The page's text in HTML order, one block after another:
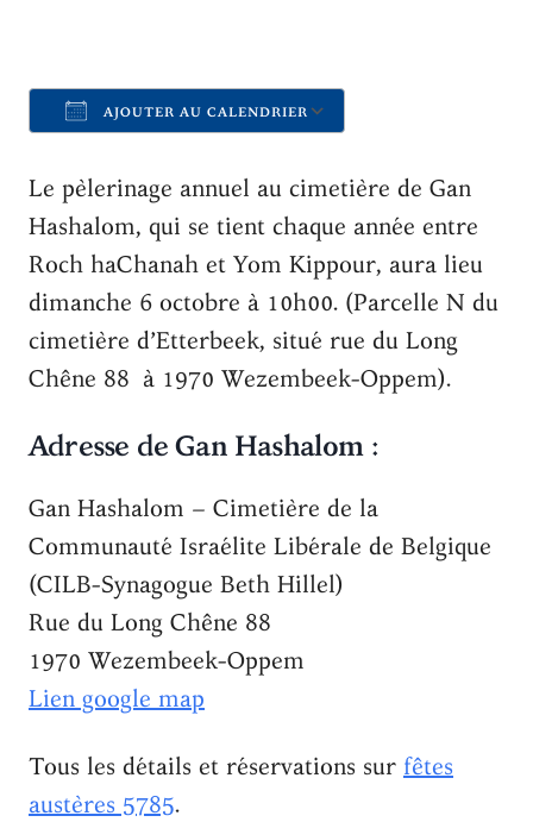
AJOUTER AU CALENDRIER
Télécharger ICS Calendrier
Le pèlerinage annuel au cimetière de Gan
Hashalom, qui se tient chaque année entre
Roch haChanah et Yom Kippour, aura lieu
dimanche 6 octobre à 10h00. (Parcelle N du
cimetière d’Etterbeek, situé rue du Long
Chêne 88 à 1970 Wezembeek-Oppem).
Adresse de Gan Hashalom :
Gan Hashalom – Cimetière de la
Communauté Israélite Libérale de Belgique
(CILB-Synagogue Beth Hillel)
Rue du Long Chêne 88
1970 Wezembeek-Oppem
Lien google map
Tous les détails et réservations sur fêtes
austères 5785.